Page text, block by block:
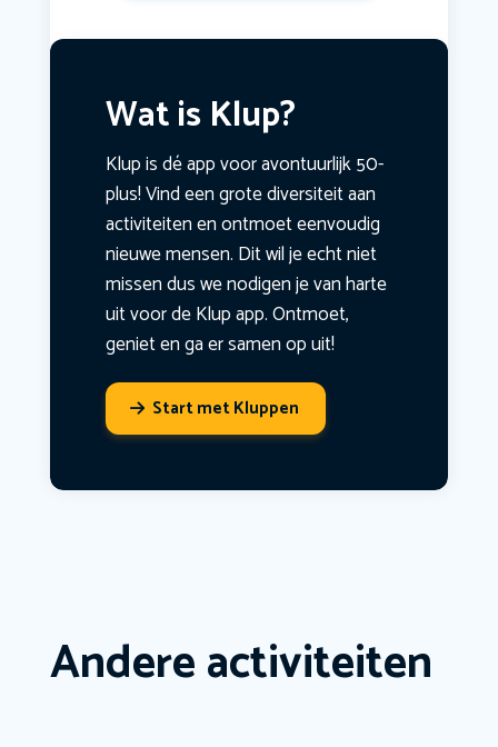
Wat is Klup?
Klup is dé app voor avontuurlijk 50-
plus! Vind een grote diversiteit aan
activiteiten en ontmoet eenvoudig
nieuwe mensen. Dit wil je echt niet
missen dus we nodigen je van harte
uit voor de Klup app. Ontmoet,
geniet en ga er samen op uit!
Start met Kluppen
Andere activiteiten